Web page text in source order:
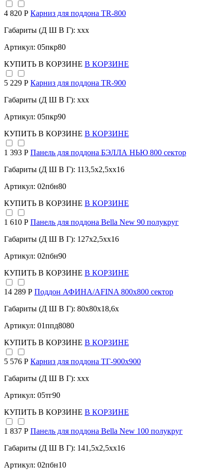
4 820 Р Карниз для поддона TR-800
Габариты (Д Ш В Г): xxx
Артикул: 05пкр80
КУПИТЬ В КОРЗИНЕ В КОРЗИНЕ
5 229 Р Карниз для поддона TR-900
Габариты (Д Ш В Г): xxx
Артикул: 05пкр90
КУПИТЬ В КОРЗИНЕ В КОРЗИНЕ
1 393 Р Панель для поддона БЭЛЛА НЬЮ 800 сектор
Габариты (Д Ш В Г): 113,5x2,5xx16
Артикул: 02пбн80
КУПИТЬ В КОРЗИНЕ В КОРЗИНЕ
1 610 Р Панель для поддона Bella New 90 полукруг
Габариты (Д Ш В Г): 127x2,5xx16
Артикул: 02пбн90
КУПИТЬ В КОРЗИНЕ В КОРЗИНЕ
14 289 Р Поддон АФИНА/AFINA 800х800 сектор
Габариты (Д Ш В Г): 80x80x18,6x
Артикул: 01ппд8080
КУПИТЬ В КОРЗИНЕ В КОРЗИНЕ
5 576 Р Карниз для поддона TГ-900х900
Габариты (Д Ш В Г): xxx
Артикул: 05тг90
КУПИТЬ В КОРЗИНЕ В КОРЗИНЕ
1 837 Р Панель для поддона Bella New 100 полукруг
Габариты (Д Ш В Г): 141,5x2,5xx16
Артикул: 02пбн10